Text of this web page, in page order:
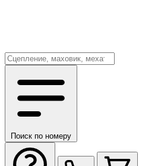
Поиск по номеру